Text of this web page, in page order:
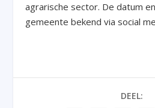
agrarische sector. De datum
gemeente bekend via social
DEEL: